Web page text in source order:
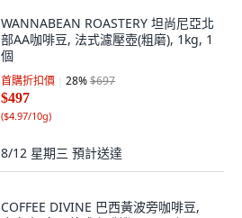
WANNABEAN ROASTERY 坦尚尼亞北
部AA咖啡豆, 法式濾壓壺(粗磨), 1kg, 1
個
首購折扣價 28%$697
$497
($4.97/10g)
8/12 星期三 預計送達
COFFEE DIVINE 巴西黃波旁咖啡豆,